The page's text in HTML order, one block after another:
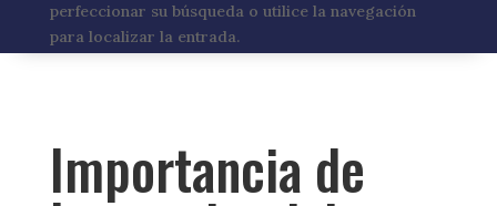
perfeccionar su búsqueda o utilice la navegación
para localizar la entrada.
Importancia de